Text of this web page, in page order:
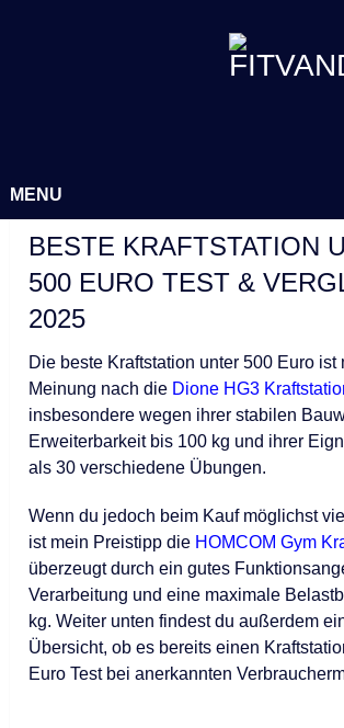
MENU
BESTE KRAFTSTATION
500 EURO TEST &
2025
Die beste Kraftstation unter 500 Euro ist
Meinung nach die Dione HG3
insbesondere wegen ihrer stabilen
Erweiterbarkeit bis 100 kg und ihrer
als 30 verschiedene Übungen.
Wenn du jedoch beim Kauf möglichst
ist mein Preistipp die HOMCOM Gym
überzeugt durch ein gutes
Verarbeitung und eine maximale
kg. Weiter unten findest du außerdem
Übersicht, ob es bereits einen
Euro Test bei anerkannten